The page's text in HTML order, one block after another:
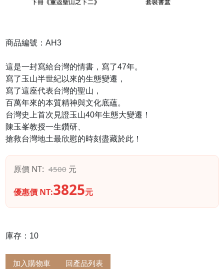
商品編號：AH3
這是一封寫給台灣的情書，寫了47年。
寫了玉山半世紀以來的生態變遷，
寫了這座代表台灣的聖山，
百萬年來的本質精神與文化底蘊。
台灣史上首次見證玉山40年生態大變遷！
陳玉峯教授一生鑽研、
搶救台灣地土最欣慰的時刻盡藏於此！
原價 NT: 4500元
優惠價 NT:3825元
庫存：10
加入購物車 回產品列表